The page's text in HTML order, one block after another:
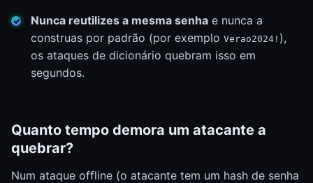
Nunca reutilizes a mesma senha e nunca a
construas por padrão (por exemplo Verao2024! ),
os ataques de dicionário quebram isso em
segundos.
Quanto tempo demora um atacante a
quebrar?
Num ataque offline (o atacante tem um hash de senha